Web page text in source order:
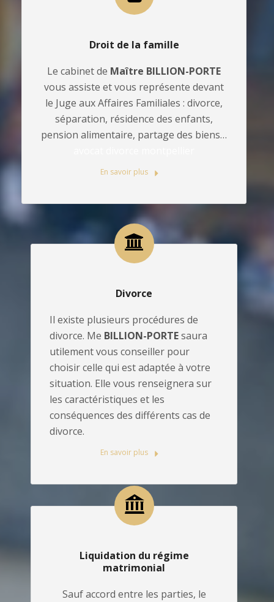
Droit de la famille
Le cabinet de Maître BILLION-PORTE
vous assiste et vous représente devant
le Juge aux Affaires Familiales : divorce,
séparation, résidence des enfants,
pension alimentaire, partage des biens…
En savoir plus
Divorce
Il existe plusieurs procédures de
divorce. Me BILLION-PORTEsaura
utilement vous conseiller pour
choisir celle qui est adaptée à votre
situation. Elle vous renseignera sur
les caractéristiques et les
conséquences des différents cas de
divorce.
En savoir plus
Liquidation du régime
matrimonial
Sauf accord entre les parties, le